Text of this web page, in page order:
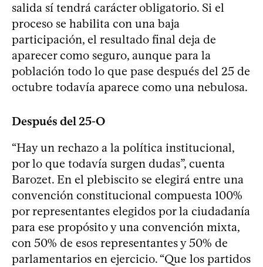
salida sí tendrá carácter obligatorio. Si el
proceso se habilita con una baja
participación, el resultado final deja de
aparecer como seguro, aunque para la
población todo lo que pase después del 25 de
octubre todavía aparece como una nebulosa.
Después del 25-O
“Hay un rechazo a la política institucional,
por lo que todavía surgen dudas”, cuenta
Barozet. En el plebiscito se elegirá entre una
convención constitucional compuesta 100%
por representantes elegidos por la ciudadanía
para ese propósito y una convención mixta,
con 50% de esos representantes y 50% de
parlamentarios en ejercicio. “Que los partidos